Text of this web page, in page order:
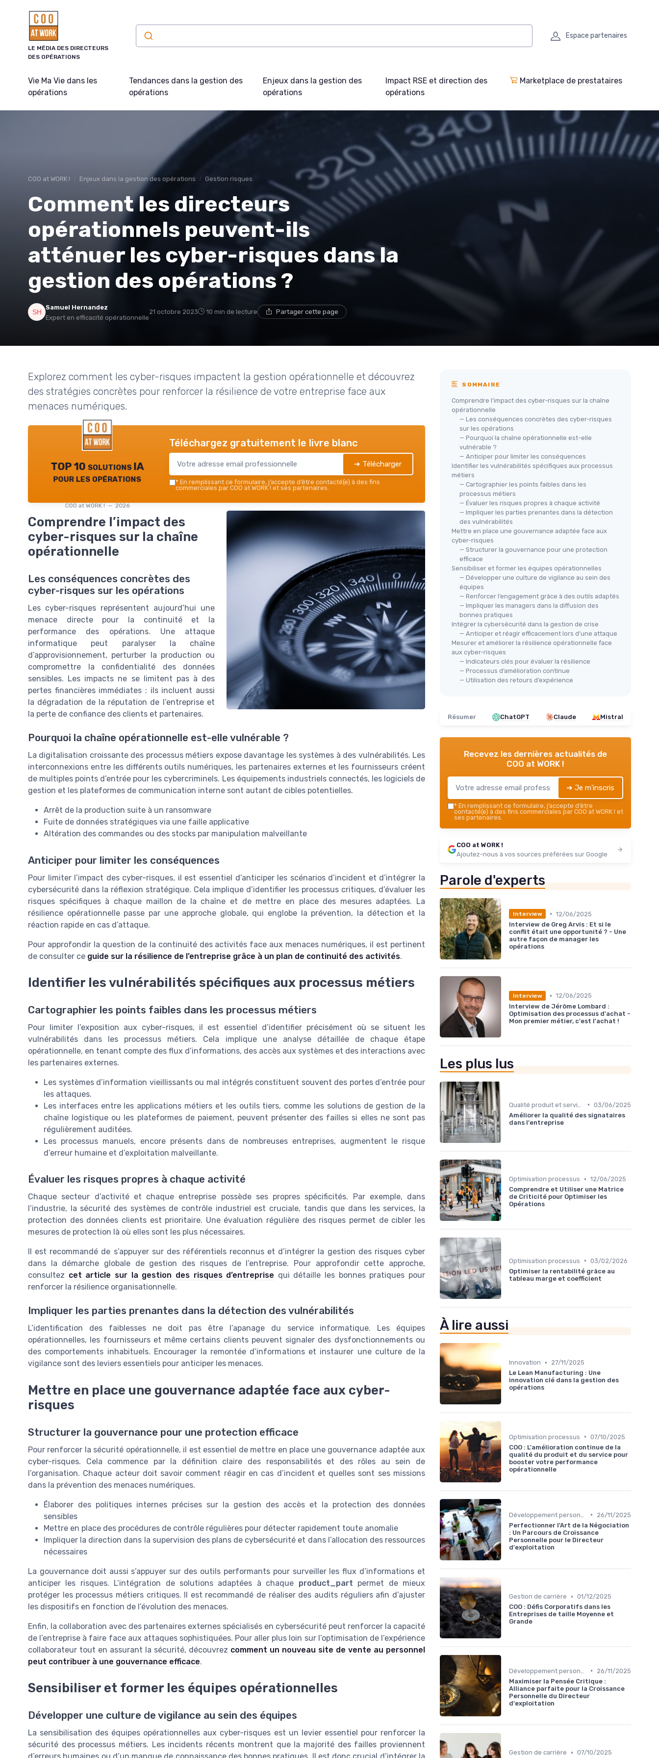
LE MÉDIA DES DIRECTEURS
DES OPÉRATIONS
Espace partenaires
Vie Ma Vie dans les
opérations
Tendances dans la gestion des
opérations
Enjeux dans la gestion des
opérations
Impact RSE et direction des
opérations
Marketplace de prestataires
COO at WORK ! Enjeux dans la gestion des opérations Gestion risques
Comment les directeurs
opérationnels peuvent-ils
atténuer les cyber-risques dans la
gestion des opérations ?
Samuel Hernandez
Expert en efficacité opérationnelle
21 octobre 2023 10 min de lecture Partager cette page
Explorez comment les cyber-risques impactent la gestion opérationnelle et découvrez
des stratégies concrètes pour renforcer la résilience de votre entreprise face aux
menaces numériques.
TOP 10 solutions IA
pour les opérations
COO at WORK ! — 2026
Téléchargez gratuitement le livre blanc
➔ Télécharger
* En remplissant ce formulaire, j’accepte d’être contacté(e) à des fins
commerciales par COO at WORK ! et ses partenaires.
Comprendre l’impact des
cyber-risques sur la chaîne
opérationnelle
Les conséquences concrètes des
cyber-risques sur les opérations
Les cyber-risques représentent aujourd’hui une
menace directe pour la continuité et la
performance des opérations. Une attaque
informatique peut paralyser la chaîne
d’approvisionnement, perturber la production ou
compromettre la confidentialité des données
sensibles. Les impacts ne se limitent pas à des
pertes financières immédiates : ils incluent aussi
la dégradation de la réputation de l’entreprise et
la perte de confiance des clients et partenaires.
Pourquoi la chaîne opérationnelle est-elle vulnérable ?
La digitalisation croissante des processus métiers expose davantage les systèmes à des vulnérabilités. Les
interconnexions entre les différents outils numériques, les partenaires externes et les fournisseurs créent
de multiples points d’entrée pour les cybercriminels. Les équipements industriels connectés, les logiciels de
gestion et les plateformes de communication interne sont autant de cibles potentielles.
Arrêt de la production suite à un ransomware
Fuite de données stratégiques via une faille applicative
Altération des commandes ou des stocks par manipulation malveillante
Anticiper pour limiter les conséquences
Pour limiter l’impact des cyber-risques, il est essentiel d’anticiper les scénarios d’incident et d’intégrer la
cybersécurité dans la réflexion stratégique. Cela implique d’identifier les processus critiques, d’évaluer les
risques spécifiques à chaque maillon de la chaîne et de mettre en place des mesures adaptées. La
résilience opérationnelle passe par une approche globale, qui englobe la prévention, la détection et la
réaction rapide en cas d’attaque.
Pour approfondir la question de la continuité des activités face aux menaces numériques, il est pertinent
de consulter ce guide sur la résilience de l’entreprise grâce à un plan de continuité des activités.
Identifier les vulnérabilités spécifiques aux processus métiers
Cartographier les points faibles dans les processus métiers
Pour limiter l’exposition aux cyber-risques, il est essentiel d’identifier précisément où se situent les
vulnérabilités dans les processus métiers. Cela implique une analyse détaillée de chaque étape
opérationnelle, en tenant compte des flux d’informations, des accès aux systèmes et des interactions avec
les partenaires externes.
Les systèmes d’information vieillissants ou mal intégrés constituent souvent des portes d’entrée pour
les attaques.
Les interfaces entre les applications métiers et les outils tiers, comme les solutions de gestion de la
chaîne logistique ou les plateformes de paiement, peuvent présenter des failles si elles ne sont pas
régulièrement auditées.
Les processus manuels, encore présents dans de nombreuses entreprises, augmentent le risque
d’erreur humaine et d’exploitation malveillante.
Évaluer les risques propres à chaque activité
Chaque secteur d’activité et chaque entreprise possède ses propres spécificités. Par exemple, dans
l’industrie, la sécurité des systèmes de contrôle industriel est cruciale, tandis que dans les services, la
protection des données clients est prioritaire. Une évaluation régulière des risques permet de cibler les
mesures de protection là où elles sont les plus nécessaires.
Il est recommandé de s’appuyer sur des référentiels reconnus et d’intégrer la gestion des risques cyber
dans la démarche globale de gestion des risques de l’entreprise. Pour approfondir cette approche,
consultez cet article sur la gestion des risques d’entreprise qui détaille les bonnes pratiques pour
renforcer la résilience organisationnelle.
Impliquer les parties prenantes dans la détection des vulnérabilités
L’identification des faiblesses ne doit pas être l’apanage du service informatique. Les équipes
opérationnelles, les fournisseurs et même certains clients peuvent signaler des dysfonctionnements ou
des comportements inhabituels. Encourager la remontée d’informations et instaurer une culture de la
vigilance sont des leviers essentiels pour anticiper les menaces.
Mettre en place une gouvernance adaptée face aux cyber-
risques
Structurer la gouvernance pour une protection efficace
Pour renforcer la sécurité opérationnelle, il est essentiel de mettre en place une gouvernance adaptée aux
cyber-risques. Cela commence par la définition claire des responsabilités et des rôles au sein de
l’organisation. Chaque acteur doit savoir comment réagir en cas d’incident et quelles sont ses missions
dans la prévention des menaces numériques.
Élaborer des politiques internes précises sur la gestion des accès et la protection des données
sensibles
Mettre en place des procédures de contrôle régulières pour détecter rapidement toute anomalie
Impliquer la direction dans la supervision des plans de cybersécurité et dans l’allocation des ressources
nécessaires
La gouvernance doit aussi s’appuyer sur des outils performants pour surveiller les flux d’informations et
anticiper les risques. L’intégration de solutions adaptées à chaque product_part permet de mieux
protéger les processus métiers critiques. Il est recommandé de réaliser des audits réguliers afin d’ajuster
les dispositifs en fonction de l’évolution des menaces.
Enfin, la collaboration avec des partenaires externes spécialisés en cybersécurité peut renforcer la capacité
de l’entreprise à faire face aux attaques sophistiquées. Pour aller plus loin sur l’optimisation de l’expérience
collaborateur tout en assurant la sécurité, découvrez comment un nouveau site de vente au personnel
peut contribuer à une gouvernance efficace.
Sensibiliser et former les équipes opérationnelles
Développer une culture de vigilance au sein des équipes
La sensibilisation des équipes opérationnelles aux cyber-risques est un levier essentiel pour renforcer la
sécurité des processus métiers. Les incidents récents montrent que la majorité des failles proviennent
SOMMAIRE
Comprendre l’impact des cyber-risques sur la chaîne
opérationnelle
— Les conséquences concrètes des cyber-risques
sur les opérations
— Pourquoi la chaîne opérationnelle est-elle
vulnérable ?
— Anticiper pour limiter les conséquences
Identifier les vulnérabilités spécifiques aux processus
métiers
— Cartographier les points faibles dans les
processus métiers
— Évaluer les risques propres à chaque activité
— Impliquer les parties prenantes dans la détection
des vulnérabilités
Mettre en place une gouvernance adaptée face aux
cyber-risques
— Structurer la gouvernance pour une protection
efficace
Sensibiliser et former les équipes opérationnelles
— Développer une culture de vigilance au sein des
équipes
— Renforcer l’engagement grâce à des outils adaptés
— Impliquer les managers dans la diffusion des
bonnes pratiques
Intégrer la cybersécurité dans la gestion de crise
— Anticiper et réagir efficacement lors d’une attaque
Mesurer et améliorer la résilience opérationnelle face
aux cyber-risques
— Indicateurs clés pour évaluer la résilience
— Processus d’amélioration continue
— Utilisation des retours d’expérience
Résumer ChatGPT Claude Mistral
Recevez les dernières actualités de
COO at WORK !
➔ Je m'inscris
* En remplissant ce formulaire, j’accepte d’être
contacté(e) à des fins commerciales par COO at WORK ! et
ses partenaires.
COO at WORK !
Ajoutez-nous à vos sources préférées sur Google
Parole d'experts
Interview • 12/06/2025
Interview de Greg Arvis : Et si le
conflit était une opportunité ? - Une
autre façon de manager les
opérations
Interview • 12/06/2025
Interview de Jérôme Lombard :
Optimisation des processus d'achat -
Mon premier métier, c'est l'achat !
Les plus lus
• 03/06/2025
Améliorer la qualité des signataires
dans l'entreprise
Optimisation processus • 12/06/2025
Comprendre et Utiliser une Matrice
de Criticité pour Optimiser les
Opérations
Optimisation processus • 03/02/2026
Optimiser la rentabilité grâce au
tableau marge et coefficient
À lire aussi
Innovation •
27/11/2025
Le Lean Manufacturing : Une
innovation clé dans la gestion des
opérations
Optimisation processus • 07/10/2025
COO : L'amélioration continue de la
qualité du produit et du service pour
booster votre performance
opérationnelle
•
26/11/2025
Perfectionner l'Art de la Négociation
: Un Parcours de Croissance
Personnelle pour le Directeur
d'exploitation
Gestion de carrière • 01/12/2025
COO : Défis Corporatifs dans les
Entreprises de taille Moyenne et
Grande
•
26/11/2025
Maximiser la Pensée Critique :
Alliance parfaite pour la Croissance
Personnelle du Directeur
d'exploitation
Gestion de carrière • 07/10/2025